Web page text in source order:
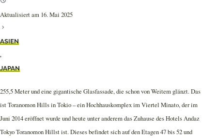
Aktualisiert am 16. Mai 2025
ASIEN
,
JAPAN
255,5 Meter und eine gigantische Glasfassade, die schon von Weitem glänzt. Das
ist Toranomon Hills in Tokio – ein Hochhauskomplex im Viertel Minato, der im
Juni 2014 eröffnet wurde und heute unter anderem das Zuhause des Hotels Andaz
Tokyo Toranomon Hillst ist. Dieses befindet sich auf den Etagen 47 bis 52 und